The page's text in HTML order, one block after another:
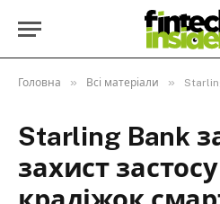
Головна » Всі матеріали » Starling
Starling Bank
захист